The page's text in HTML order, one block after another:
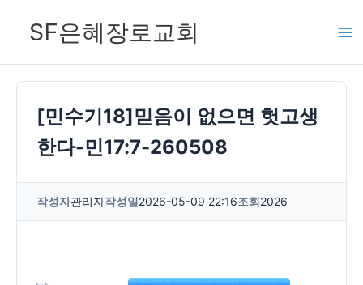
SF은혜장로교회
[민수기18]믿음이 없으면 헛고생
한다-민17:7-260508
작성자관리자작성일2026-05-09 22:16조회2026